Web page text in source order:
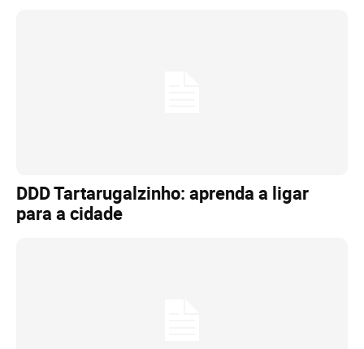
DDD Tartarugalzinho: aprenda a ligar
para a cidade